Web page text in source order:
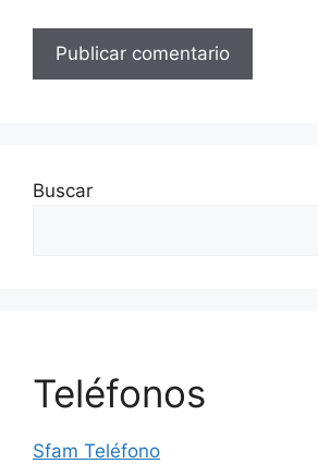
Buscar
Teléfonos
Sfam Teléfono